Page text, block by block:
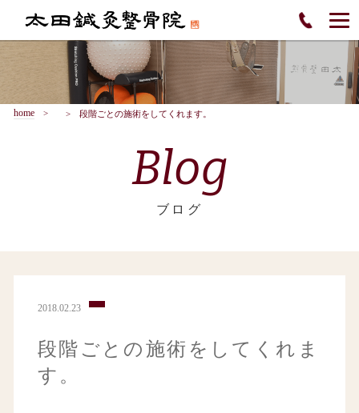
home 段階ごとの施術をしてくれます。
Blog
ブログ
2018.02.23
段階ごとの施術をしてくれま
す。